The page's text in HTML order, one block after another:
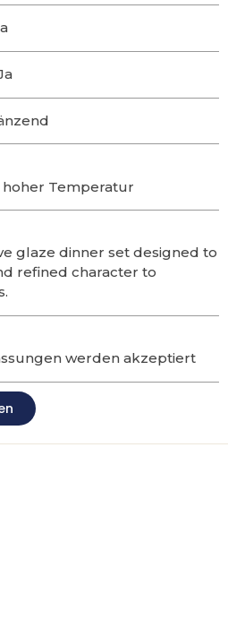
Temperatur
glaze dinner set designed to
refined character to
.
werden akzeptiert